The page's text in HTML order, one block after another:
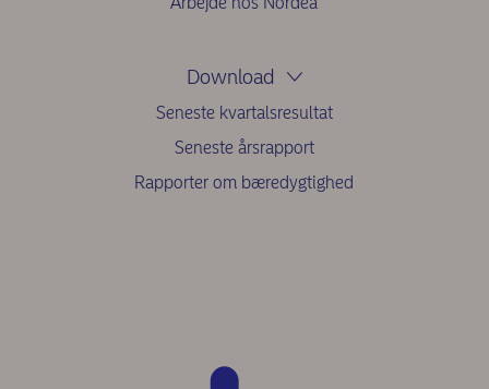
Download
Seneste kvartalsresultat
Seneste årsrapport
Rapporter om bæredygtighed